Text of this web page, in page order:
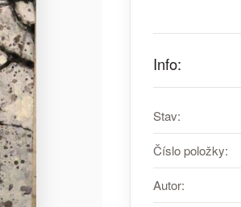
Info:
Stav:
Číslo položky:
Autor: